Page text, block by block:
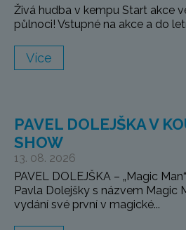
Živá hudba v kempu Start akce
půlnoci! Vstupné na akce a do
Více
PAVEL DOLEJŠKA V
SHOW
13. 08. 2026
PAVEL DOLEJŠKA – „Magic
Pavla Dolejšky s názvem Magic
vydání své první v magické...